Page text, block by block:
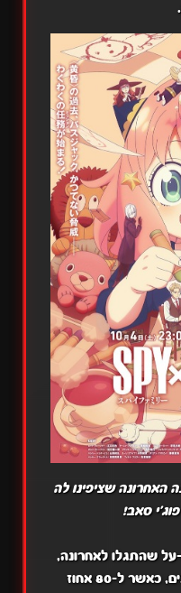
האחרונה שציפינו לה
סאב!
שהתגלו לאחרונה,
גדלה בהתמדה במהלך השנים, כאשר ל-80 אחוז